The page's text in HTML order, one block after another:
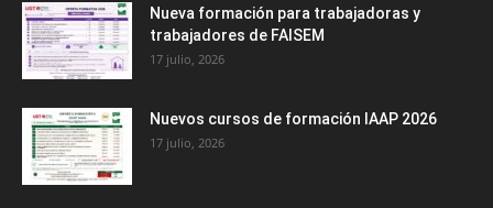
Nueva formación para trabajadoras y
trabajadores de FAISEM
17 julio, 2026
Nuevos cursos de formación IAAP 2026
17 julio, 2026